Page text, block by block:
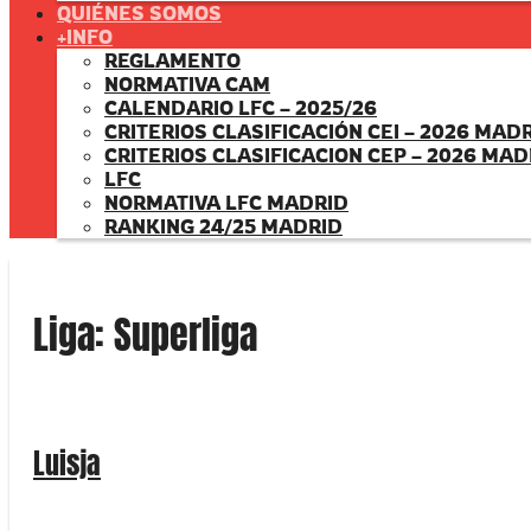
QUIÉNES SOMOS
+INFO
REGLAMENTO
NORMATIVA CAM
CALENDARIO LFC – 2025/26
CRITERIOS CLASIFICACIÓN CEI – 2026
CRITERIOS CLASIFICACION CEP – 2026
LFC
NORMATIVA LFC MADRID
RANKING 24/25 MADRID
Liga:Superliga
Luisja